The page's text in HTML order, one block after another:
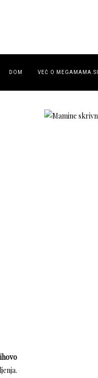
DOM VEČ O MEGAMAMA.SI